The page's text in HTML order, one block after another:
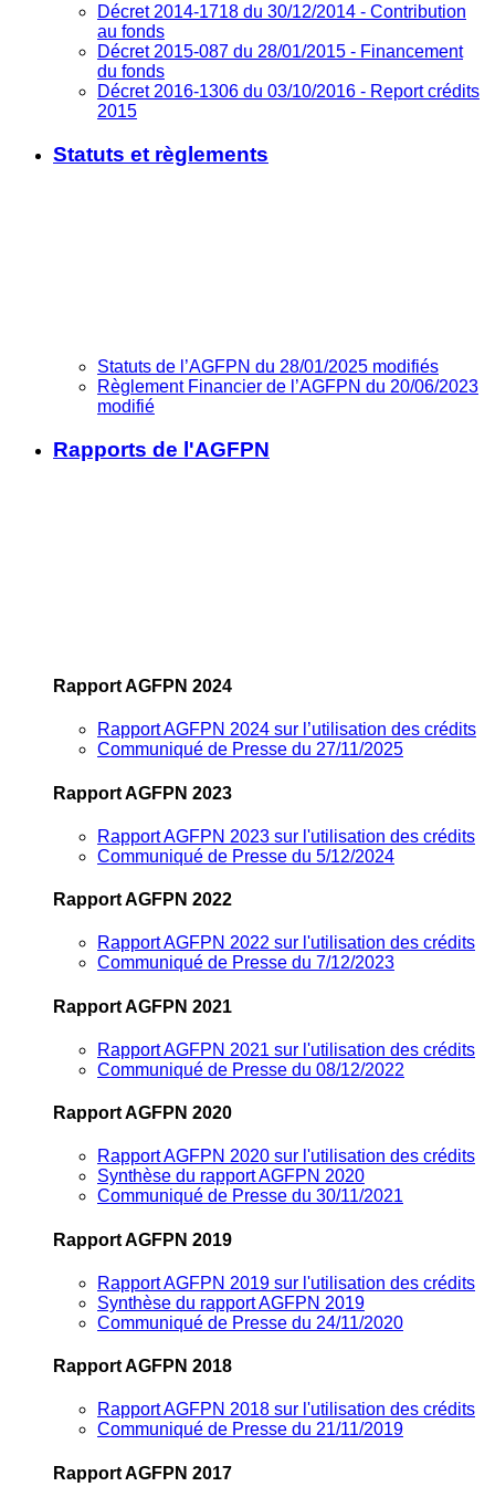
Décret 2014-1718 du 30/12/2014 - Contribution
au fonds
Décret 2015-087 du 28/01/2015 - Financement
du fonds
Décret 2016-1306 du 03/10/2016 - Report crédits
2015
Statuts et règlements
Statuts de l’AGFPN du 28/01/2025 modifiés
Règlement Financier de l’AGFPN du 20/06/2023
modifié
Rapports de l'AGFPN
Rapport AGFPN 2024
Rapport AGFPN 2024 sur l’utilisation des crédits
Communiqué de Presse du 27/11/2025
Rapport AGFPN 2023
Rapport AGFPN 2023 sur l'utilisation des crédits
Communiqué de Presse du 5/12/2024
Rapport AGFPN 2022
Rapport AGFPN 2022 sur l'utilisation des crédits
Communiqué de Presse du 7/12/2023
Rapport AGFPN 2021
Rapport AGFPN 2021 sur l'utilisation des crédits
Communiqué de Presse du 08/12/2022
Rapport AGFPN 2020
Rapport AGFPN 2020 sur l'utilisation des crédits
Synthèse du rapport AGFPN 2020
Communiqué de Presse du 30/11/2021
Rapport AGFPN 2019
Rapport AGFPN 2019 sur l'utilisation des crédits
Synthèse du rapport AGFPN 2019
Communiqué de Presse du 24/11/2020
Rapport AGFPN 2018
Rapport AGFPN 2018 sur l'utilisation des crédits
Communiqué de Presse du 21/11/2019
Rapport AGFPN 2017